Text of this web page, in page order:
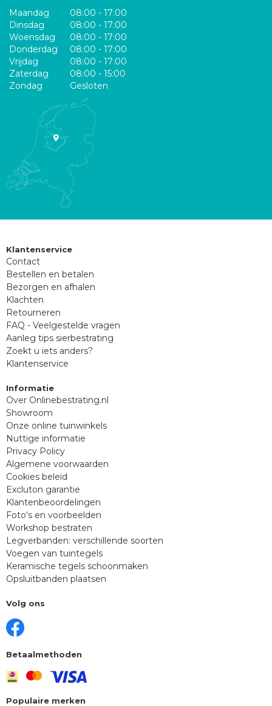
Maandag
08:00 - 17:00
Dinsdag
08:00 - 17:00
Woensdag
08:00 - 17:00
Donderdag
08:00 - 17:00
Vrijdag
08:00 - 17:00
Zaterdag
08:00 - 15:00
Zondag
Gesloten
Klantenservice
Contact
Bestellen en betalen
Bezorgen en afhalen
Klachten
Retourneren
FAQ - Veelgestelde vragen
Aanleg tips sierbestrating
Zoekt u iets anders?
Klantenservice
Informatie
Over Onlinebestrating.nl
Showroom
Onze online tuinwinkels
Nuttige informatie
Privacy Policy
Algemene voorwaarden
Cookies beleid
Excluton garantie
Klantenbeoordelingen
Foto's en voorbeelden
Workshop bestraten
Legverbanden: verschillende soorten
Voegen van tuintegels
Keramische tegels schoonmaken
Opsluitbanden plaatsen
Volg ons
Betaalmethoden
Populaire merken